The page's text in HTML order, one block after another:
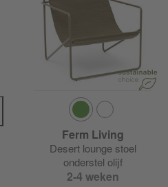
Ferm Living
Desert lounge stoel
onderstel olijf
2-4 weken